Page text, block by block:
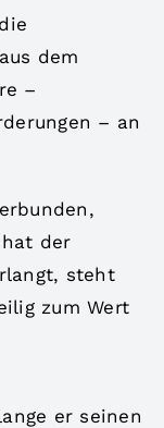
dem
–
– an
der
steht
zum Wert
er seinen